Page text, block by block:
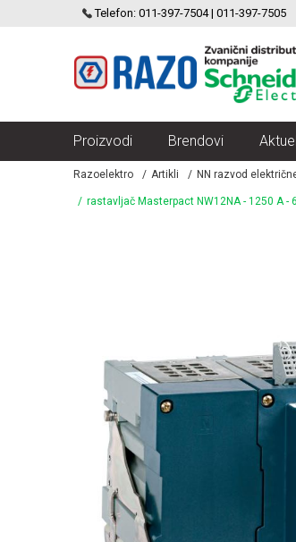
Telefon: 011-397-7504 | 011-397-7505
ELECTRIC VELIKI IZBOR MODULARNIH
Proizvodi Brendovi
Razoelektro Artikli NN razvod
rastavljač Masterpact NW12NA - 1250 A -